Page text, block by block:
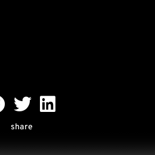
share